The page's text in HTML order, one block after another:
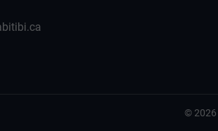
© 2026